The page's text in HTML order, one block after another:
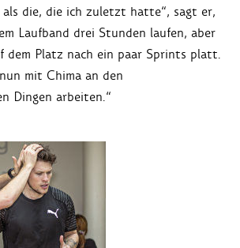
als die, die ich zuletzt hatte“, sagt er,
Laufband drei Stunden laufen, aber
Platz nach ein paar Sprints platt.
mit Chima an den
Dingen arbeiten.“